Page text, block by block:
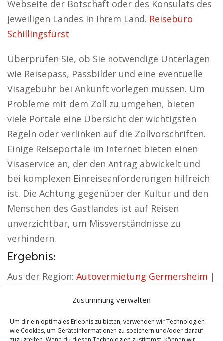
Zustimmung verwalten
Um dir ein optimales Erlebnis zu bieten, verwenden wir Technologien
wie Cookies, um Geräteinformationen zu speichern und/oder darauf
zuzugreifen. Wenn du diesen Technologien zustimmst, können wir
Webseite der Botschaft oder des Konsulats des
jeweiligen Landes in Ihrem Land. Reisebüro
Schillingsfürst
Überprüfen Sie, ob Sie notwendige Unterlagen
wie Reisepass, Passbilder und eine eventuelle
Visagebühr bei Ankunft vorlegen müssen. Um
Probleme mit dem Zoll zu umgehen, bieten
viele Portale eine Übersicht der wichtigsten
Regeln oder verlinken auf die Zollvorschriften.
Einige Reiseportale im Internet bieten einen
Visaservice an, der den Antrag abwickelt und
bei komplexen Einreiseanforderungen hilfreich
ist. Die Achtung gegenüber der Kultur und den
Menschen des Gastlandes ist auf Reisen
unverzichtbar, um Missverständnisse zu
verhindern.
Ergebnis:
Aus der Region: Autovermietung Germersheim |
|Hundeschule Germersheim
Schamane Germersheim|Reisebüro
Germersheim